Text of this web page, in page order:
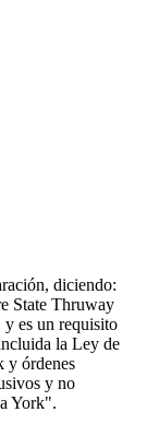
diciendo:
State Thruway
y es un requisito
la Ley de
y órdenes
y no
York".